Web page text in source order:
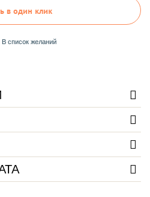
в один клик
В список желаний